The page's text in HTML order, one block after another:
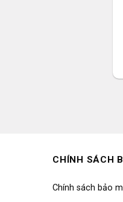
CHÍNH SÁCH
Chính sách bảo